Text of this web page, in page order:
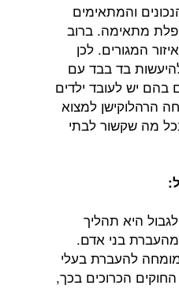
והמתאימים
מתאימה. ברוב
המגורים. לכן
בד בבד עם
יש לעובד ילדים
הרהלוקישן למצוא
מה שקשור לבתי
היא תהליך
בני אדם.
מומחה להעברת בעלי
הכרוכים בכך,